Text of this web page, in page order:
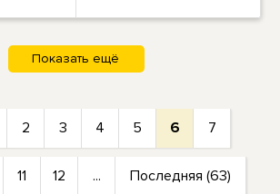
2 3 4 5 6 7
11 12 ... Последняя (63)